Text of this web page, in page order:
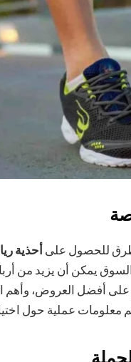
طرق للحصول على أحذية
السوق يمكن أن يزيد من
على أفضل العروض، وأهم